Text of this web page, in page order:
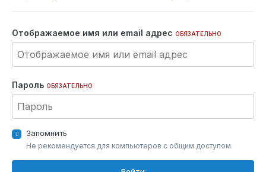
Отображаемое имя или email адрес ОБЯЗАТЕЛЬНО
Пароль ОБЯЗАТЕЛЬНО
Запомнить
Не рекомендуется для компьютеров с общим доступом